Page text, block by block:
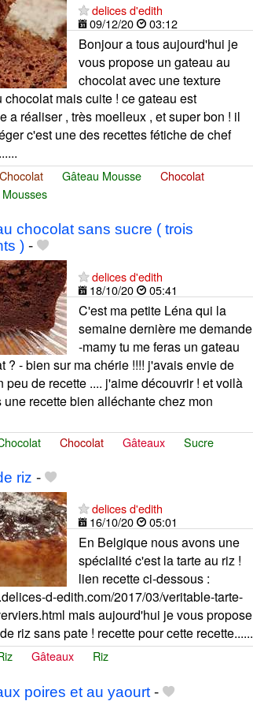
delices d'edith
09/12/20
03:12
Bonjour a tous aujourd'hui je
vous propose un gateau au
chocolat avec une texture
chocolat mais cuite ! ce gateau est
a réaliser , très moelleux , et super bon ! il
c'est une des recettes fétiche de chef
Gâteau Mousse
Chocolat
Mousses
chocolat sans sucre ( trois
)-
delices d'edith
18/10/20
05:41
C'est ma petite Léna qui la
semaine dernière me demande
-mamy tu me feras un gateau
? - bien sur ma chérie !!!! j'avais envie de
peu de recette .... j'aime découvrir ! et voilà
recette bien alléchante chez mon
Chocolat Gâteaux Sucre
riz -
delices d'edith
16/10/20
05:01
En Belgique nous avons une
spécialité c'est la tarte au riz !
lien recette ci-dessous :
d-edith.com/2017/03/veritable-tarte-
mais aujourd'hui je vous propose
riz sans pate ! recette pour cette recette......
Gâteaux Riz
poires et au yaourt-